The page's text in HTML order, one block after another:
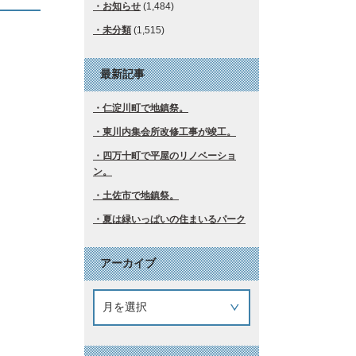
お知らせ (1,484)
未分類 (1,515)
最新記事
仁淀川町で地鎮祭。
東川内集会所改修工事が竣工。
四万十町で平屋のリノベーショ
ン。
土佐市で地鎮祭。
夏は緑いっぱいの住まいるパーク
アーカイブ